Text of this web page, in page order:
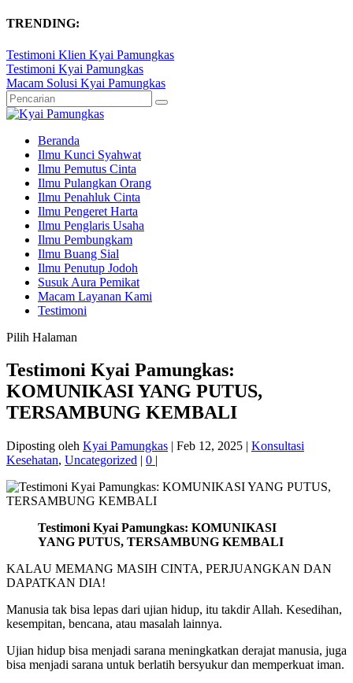
TRENDING:
Testimoni Klien Kyai Pamungkas
Testimoni Kyai Pamungkas
Macam Solusi Kyai Pamungkas
Beranda
Ilmu Kunci Syahwat
Ilmu Pemutus Cinta
Ilmu Pulangkan Orang
Ilmu Penahluk Cinta
Ilmu Pengeret Harta
Ilmu Penglaris Usaha
Ilmu Pembungkam
Ilmu Buang Sial
Ilmu Penutup Jodoh
Susuk Aura Pemikat
Macam Layanan Kami
Testimoni
Pilih Halaman
Testimoni Kyai Pamungkas:
KOMUNIKASI YANG PUTUS,
TERSAMBUNG KEMBALI
Diposting oleh Kyai Pamungkas | Feb 12, 2025 | Konsultasi
Kesehatan, Uncategorized | 0 |
Testimoni Kyai Pamungkas: KOMUNIKASI
YANG PUTUS, TERSAMBUNG KEMBALI
KALAU MEMANG MASIH CINTA, PERJUANGKAN DAN
DAPATKAN DIA!
Manusia tak bisa lepas dari ujian hidup, itu takdir Allah. Kesedihan,
kesempitan, bencana, atau masalah lainnya.
Ujian hidup bisa menjadi sarana meningkatkan derajat manusia, juga
bisa menjadi sarana untuk berlatih bersyukur dan memperkuat iman.